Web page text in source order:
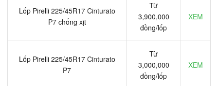
Lốp Pirelli 225/45R17 Cinturato
P7 chống xịt
Từ
3,900,000
đồng/lốp
XEM
Lốp Pirelli 225/45R17 Cinturato
P7
Từ
3,000,000
đồng/lốp
XEM